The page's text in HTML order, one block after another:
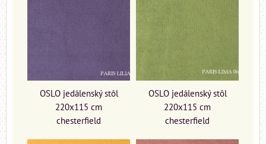
OSLO jedálenský stôl
220x115 cm
chesterfield
OSLO jedálenský stôl
220x115 cm
chesterfield